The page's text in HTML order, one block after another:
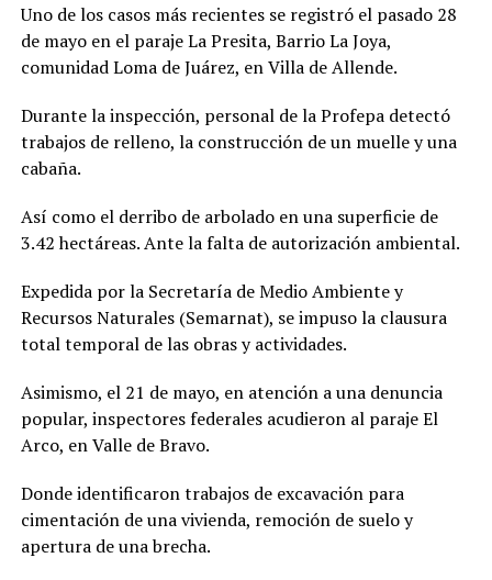
Uno de los casos más recientes se registró el pasado 28
de mayo en el paraje La Presita, Barrio La Joya,
comunidad Loma de Juárez, en Villa de Allende.
Durante la inspección, personal de la Profepa detectó
trabajos de relleno, la construcción de un muelle y una
cabaña.
Así como el derribo de arbolado en una superficie de
3.42 hectáreas. Ante la falta de autorización ambiental.
Expedida por la Secretaría de Medio Ambiente y
Recursos Naturales (Semarnat), se impuso la clausura
total temporal de las obras y actividades.
Asimismo, el 21 de mayo, en atención a una denuncia
popular, inspectores federales acudieron al paraje El
Arco, en Valle de Bravo.
Donde identificaron trabajos de excavación para
cimentación de una vivienda, remoción de suelo y
apertura de una brecha.